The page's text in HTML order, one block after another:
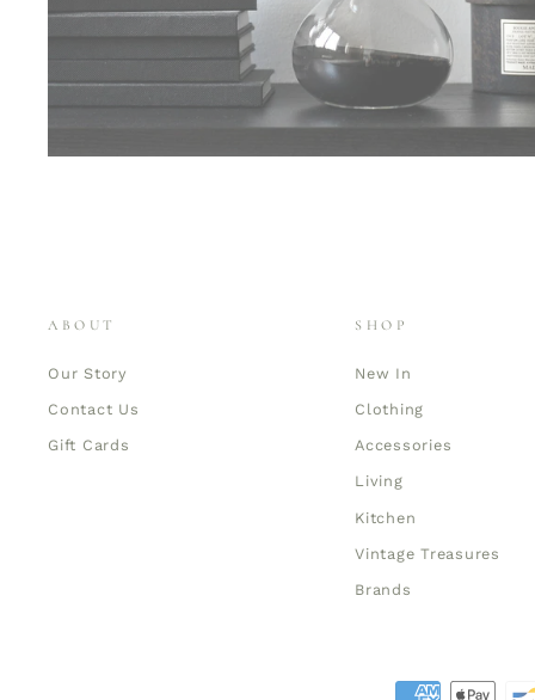
ABOUT
Our Story
Contact Us
Gift Cards
SHOP
New In
Clothing
Accessories
Living
Kitchen
Vintage Treasures
Brands